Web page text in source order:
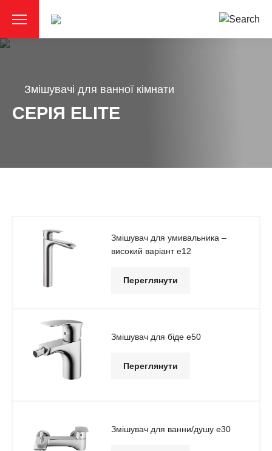
Змішувачі для ванної кімнати
СЕРІЯ ELITE
Змішувач для умивальника –
високий варіант e12
Переглянути
Змішувач для біде e50
Переглянути
Змішувач для ванни/душу e30